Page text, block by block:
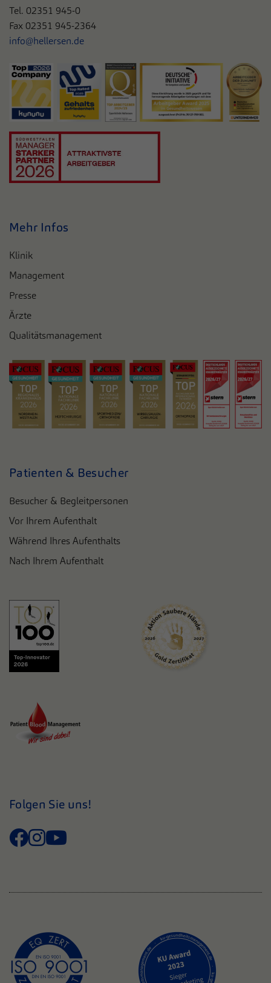
Tel. 02351 945-0
Fax 02351 945-2364
info@hellersen.de
Mehr Infos
Klinik
Management
Presse
Ärzte
Qualitätsmanagement
Patienten & Besucher
Besucher & Begleitpersonen
Vor Ihrem Aufenthalt
Während Ihres Aufenthalts
Nach Ihrem Aufenthalt
Folgen Sie uns!